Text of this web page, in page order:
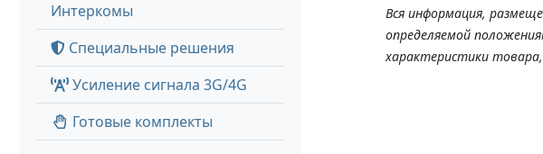
Интеркомы
Специальные решения
Усиление сигнала 3G/4G
Готовые комплекты
Вся информация,
определяемой
характеристики